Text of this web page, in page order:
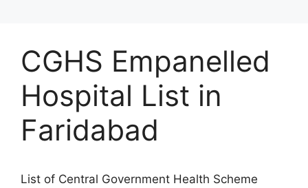
CGHS Empanelled
Hospital List in
Faridabad
List of Central Government Health Scheme